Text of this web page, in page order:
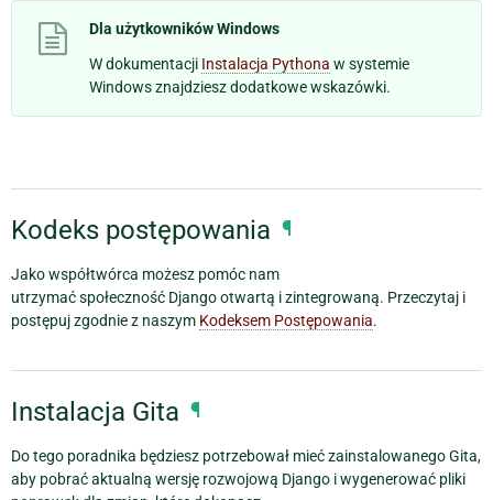
Dla użytkowników Windows
W dokumentacji Instalacja Pythona w systemie
Windows znajdziesz dodatkowe wskazówki.
Kodeks postępowania ¶
Jako współtwórca możesz pomóc nam
utrzymać społeczność Django otwartą i zintegrowaną. Przeczytaj i
postępuj zgodnie z naszym Kodeksem Postępowania.
Instalacja Gita ¶
Do tego poradnika będziesz potrzebował mieć zainstalowanego Gita,
aby pobrać aktualną wersję rozwojową Django i wygenerować pliki